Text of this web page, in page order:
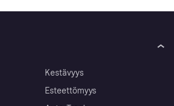
Kestävyys
Esteettömyys